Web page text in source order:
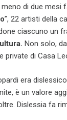
di due mesi
”, 22 artisti della
ciascuno un
Non solo,
private di Casa
era
è un valore
Dislessia fa